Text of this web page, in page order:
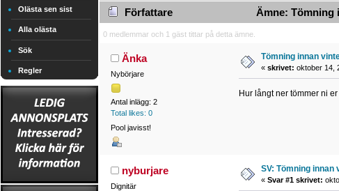
Olästa sen sist
Alla olästa
Sök
Regler
Författare Ämne: Tömning
0 medlemmar och 1 gäst tittar på detta ämne.
Änka
Nybörjare
Antal inlägg: 2
Total likes: 0
Pool javisst!
Tömning innan
« skrivet: oktober 14,
Hur långt ner tömmer ni
nyburjare
Dignitär
SV: Tömning innan
« Svar #1 skrivet: